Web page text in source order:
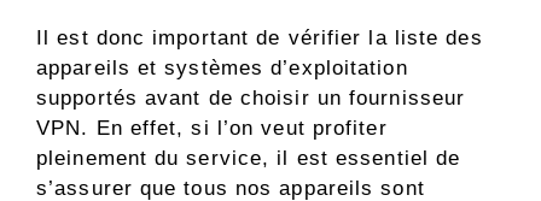
Il est donc important de vérifier la liste des
appareils et systèmes d’exploitation
supportés avant de choisir un fournisseur
VPN. En effet, si l’on veut profiter
pleinement du service, il est essentiel de
s’assurer que tous nos appareils sont